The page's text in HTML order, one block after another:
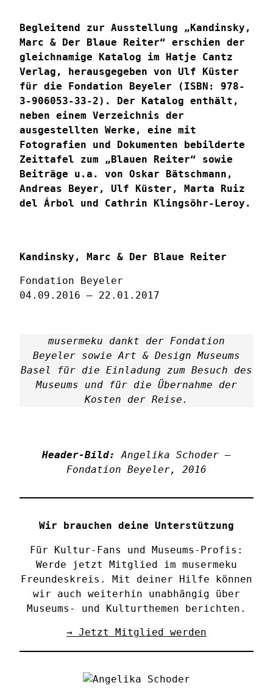
Begleitend zur Ausstellung „Kandinsky,
Marc & Der Blaue Reiter“ erschien der
gleichnamige Katalog im Hatje Cantz
Verlag, herausgegeben von Ulf Küster
für die Fondation Beyeler (ISBN: 978-
3-906053-33-2). Der Katalog enthält,
neben einem Verzeichnis der
ausgestellten Werke, eine mit
Fotografien und Dokumenten bebilderte
Zeittafel zum „Blauen Reiter“ sowie
Beiträge u.a. von Oskar Bätschmann,
Andreas Beyer, Ulf Küster, Marta Ruiz
del Árbol und Cathrin Klingsöhr-Leroy.
Kandinsky, Marc & Der Blaue Reiter
Fondation Beyeler
04.09.2016 – 22.01.2017
musermeku dankt der Fondation
Beyeler sowie Art & Design Museums
Basel für die Einladung zum Besuch des
Museums und für die Übernahme der
Kosten der Reise.
Header-Bild:
Angelika Schoder –
Fondation Beyeler, 2016
Wir brauchen deine Unterstützung
Für Kultur-Fans und Museums-Profis:
Werde jetzt Mitglied im musermeku
Freundeskreis. Mit deiner Hilfe können
wir auch weiterhin unabhängig über
Museums- und Kulturthemen berichten.
→ Jetzt Mitglied werden